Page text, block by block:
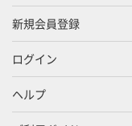
新規会員登録
ログイン
ヘルプ